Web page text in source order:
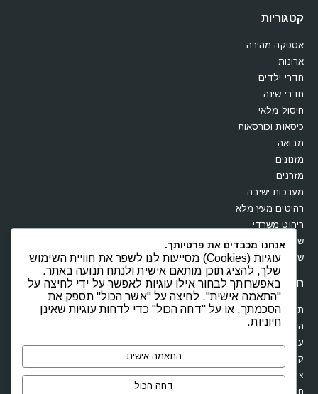
קטגוריות
אספקה מהירה
ארונות
חדרי ילדים
חדרי שינה
חיסול מלאי
כיסאות וכורסאות
מבואה
מזנונים
מזרנים
מערכות ישיבה
רהיטים מעץ מלא
ריהוט משרדי
שולחנות
שידות וקומודות
חנות
תקנון
החשבון שלי
עגלת קניות
קופה
צור קשר
חוות דעת
אנחנו מכבדים את פרטיותך.
עוגיות (Cookies) מסייעות לנו לשפר את חוויית השימוש
שלך, להציג תוכן מותאם אישית ולנתח תנועה באתר.
באפשרותך לבחור אילו עוגיות לאפשר על ידי לחיצה על
"התאמה אישית". לחיצה על "אשר הכול" תספק את
הסכמתך, או על "דחה הכול" כדי לדחות עוגיות שאינן
חיוניות.
התאמה אישית
דחה הכול